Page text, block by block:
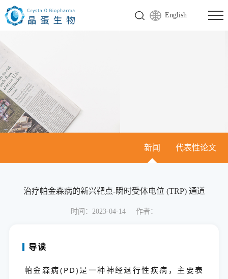
English
新闻 代表性论文
治疗帕金森病的新兴靶点-瞬时受体电位 (TRP) 通道
时间：2023-04-14 作者：
导读
帕金森病(PD)是一种神经退行性疾病，主要表